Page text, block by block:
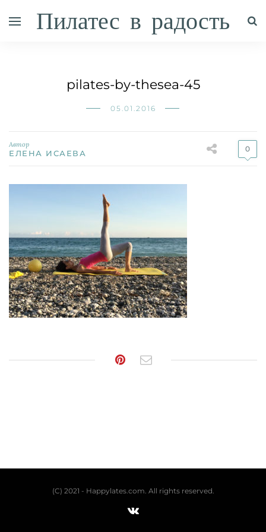
Пилатес в радость
pilates-by-thesea-45
05.01.2016
Автор
ЕЛЕНА ИСАЕВА 0
(C) 2021 - Happylates.com. All rights reserved.